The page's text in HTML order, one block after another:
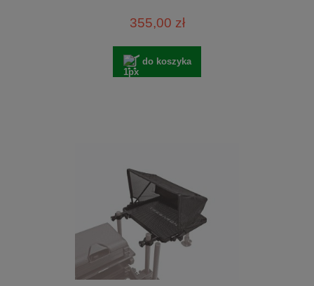
355,00 zł
do koszyka